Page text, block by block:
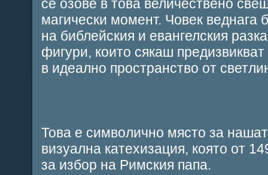
се озове в това величествено
магически момент. Човек веднага
на библейския и евангелския
фигури, които сякаш
в идеално пространство от
Това е символично място за
визуална катехизация, която от
за избор на Римския папа.